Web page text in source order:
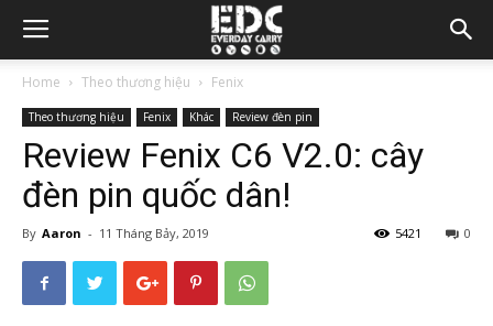
Home Theo thương hiệu Fenix
Theo thương hiệu Fenix Khác Review đèn pin
Review Fenix C6 V2.0: cây
đèn pin quốc dân!
By Aaron - 11 Tháng Bảy, 2019 0
5421